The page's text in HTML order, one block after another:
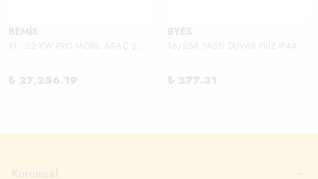
BEMİS
₺ 27,256.19
BYES
₺ 277.31